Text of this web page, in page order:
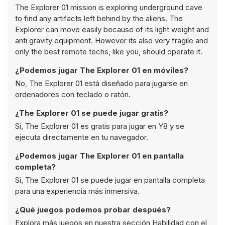
The Explorer 01 mission is exploring underground cave
to find any artifacts left behind by the aliens. The
Explorer can move easily because of its light weight and
anti gravity equipment. However its also very fragile and
only the best remote techs, like you, should operate it.
¿Podemos jugar The Explorer 01 en móviles?
No, The Explorer 01 está diseñado para jugarse en
ordenadores con teclado o ratón.
¿The Explorer 01 se puede jugar gratis?
Sí, The Explorer 01 es gratis para jugar en Y8 y se
ejecuta directamente en tu navegador.
¿Podemos jugar The Explorer 01 en pantalla
completa?
Sí, The Explorer 01 se puede jugar en pantalla completa
para una experiencia más inmersiva.
¿Qué juegos podemos probar después?
Explora más juegos en nuestra sección Habilidad con el